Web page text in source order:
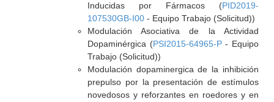
Inducidas por Fármacos (PID2019-
107530GB-I00- Equipo Trabajo (Solicitud))
Modulación Asociativa de la Actividad
Dopaminérgica (PSI2015-64965-P- Equipo
Trabajo (Solicitud))
Modulación dopaminergica de la inhibición
prepulso por la presentación de estímulos
novedosos y reforzantes en roedores y en